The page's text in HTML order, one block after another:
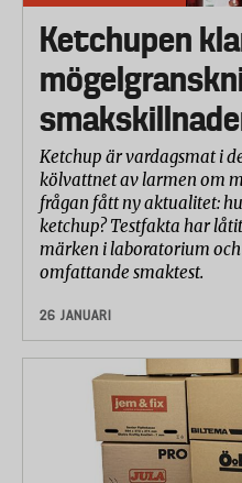
Ketchupen
Ketchup är vardagsmat i
kölvattnet av larmen om
frågan fått ny aktualitet:
ketchup? Testfakta har
märken i laboratorium
omfattande smaktest.
26 JANUARI